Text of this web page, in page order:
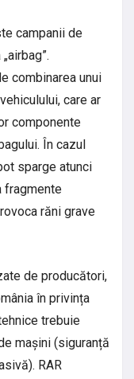
campanii de
combinarea unui
care ar
componente
În cazul
sparge atunci
fragmente
răni grave
de producători,
în privința
trebuie
mașini (siguranță
RAR